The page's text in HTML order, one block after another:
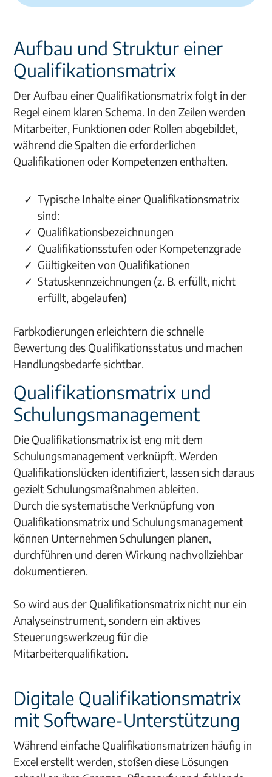
Aufbau und Struktur einer
Qualifikationsmatrix
Der Aufbau einer Qualifikationsmatrix folgt in der
Regel einem klaren Schema. In den Zeilen werden
Mitarbeiter, Funktionen oder Rollen abgebildet,
während die Spalten die erforderlichen
Qualifikationen oder Kompetenzen enthalten.
Typische Inhalte einer Qualifikationsmatrix
sind:
Qualifikationsbezeichnungen
Qualifikationsstufen oder Kompetenzgrade
Gültigkeiten von Qualifikationen
Statuskennzeichnungen (z. B. erfüllt, nicht
erfüllt, abgelaufen)
Farbkodierungen erleichtern die schnelle
Bewertung des Qualifikationsstatus und machen
Handlungsbedarfe sichtbar.
Qualifikationsmatrix und
Schulungsmanagement
Die Qualifikationsmatrix ist eng mit dem
Schulungsmanagement verknüpft. Werden
Qualifikationslücken identifiziert, lassen sich daraus
gezielt Schulungsmaßnahmen ableiten.
Durch die systematische Verknüpfung von
Qualifikationsmatrix und Schulungsmanagement
können Unternehmen Schulungen planen,
durchführen und deren Wirkung nachvollziehbar
dokumentieren.
So wird aus der Qualifikationsmatrix nicht nur ein
Analyseinstrument, sondern ein aktives
Steuerungswerkzeug für die
Mitarbeiterqualifikation.
Digitale Qualifikationsmatrix
mit Software-Unterstützung
Während einfache Qualifikationsmatrizen häufig in
Excel erstellt werden, stoßen diese Lösungen